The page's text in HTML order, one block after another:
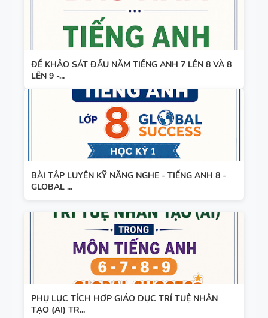
ĐỀ KHẢO SÁT ĐẦU NĂM TIẾNG ANH 7 LÊN 8 VÀ 8
LÊN 9 -...
BÀI TẬP LUYỆN KỸ NĂNG NGHE - TIẾNG ANH 8 -
GLOBAL ...
PHỤ LỤC TÍCH HỢP GIÁO DỤC TRÍ TUỆ NHÂN
TẠO (AI) TR...